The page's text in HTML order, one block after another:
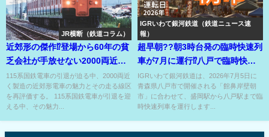
JR横断（鉄道コラム）
近郊形の傑作⁉登場から60年の貧
乏会社が手放せない2000両近い
大ファミリーも引退迫る⁉
115系国鉄電車の引退が迫る中、2000両近
く製造の近郊形電車の魅力とその走る線区
を再評価する。 115系国鉄電車が引退を迎
える中、その魅力...
IGRいわて銀河鉄道（鉄道ニュース速
報）
超早朝??朝3時台発の臨時快速列
車が7月に運行⁉八戸で臨時快速
に接続⁉
IGRいわて銀河鉄道は、2026年7月5日に
青森県八戸市で開催される「館鼻岸壁朝
市」に合わせて、盛岡駅から八戸駅まで臨
時快速列車を運行します...